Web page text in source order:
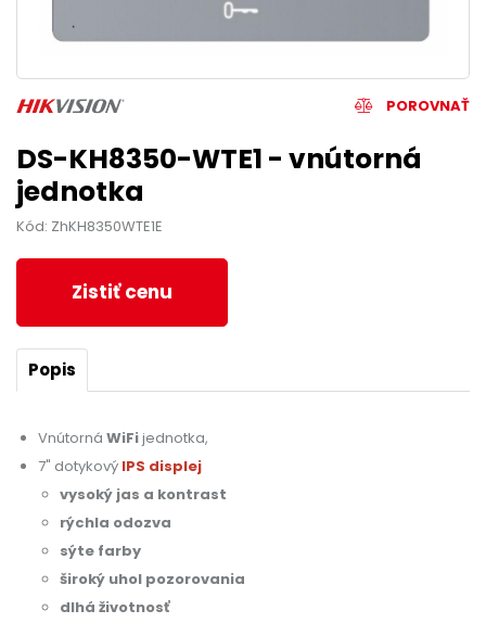
POROVNAŤ
DS-KH8350-WTE1 - vnútorná
jednotka
Kód: ZhKH8350WTE1E
Zistiť cenu
Popis
Vnútorná WiFijednotka,
7" dotykový IPS displej
vysoký jas a kontrast
rýchla odozva
sýte farby
široký uhol pozorovania
dlhá životnosť